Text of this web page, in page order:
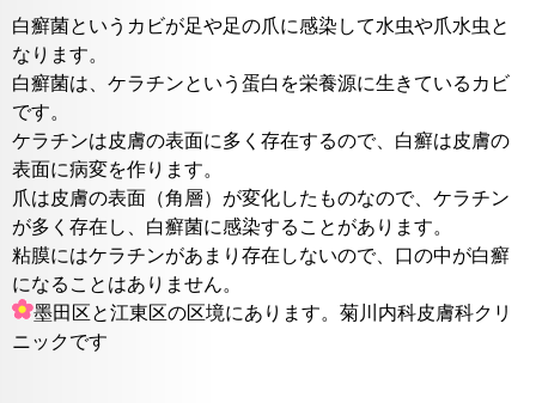
白癬菌というカビが足や足の爪に感染して水虫や爪水虫と
なります。
白癬菌は、ケラチンという蛋白を栄養源に生きているカビ
です。
ケラチンは皮膚の表面に多く存在するので、白癬は皮膚の
表面に病変を作ります。
爪は皮膚の表面（角層）が変化したものなので、ケラチン
が多く存在し、白癬菌に感染することがあります。
粘膜にはケラチンがあまり存在しないので、口の中が白癬
になることはありません。
墨田区と江東区の区境にあります。菊川内科皮膚科クリ
ニックです